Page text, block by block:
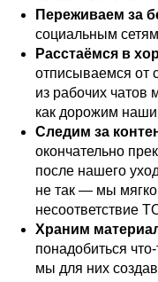
Переживаем за
социальным
Расстаёмся в
отписываемся от
из рабочих
как дорожим
Следим за
окончательно
после нашего
не так — мы мягко
несоответствие
Храним
понадобиться
мы для них